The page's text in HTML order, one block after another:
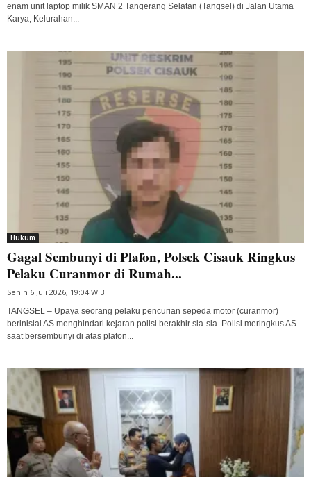
enam unit laptop milik SMAN 2 Tangerang Selatan (Tangsel) di Jalan Utama
Karya, Kelurahan...
Hukum
Gagal Sembunyi di Plafon, Polsek Cisauk Ringkus
Pelaku Curanmor di Rumah...
Senin 6 Juli 2026, 19:04 WIB
TANGSEL – Upaya seorang pelaku pencurian sepeda motor (curanmor)
berinisial AS menghindari kejaran polisi berakhir sia-sia. Polisi meringkus AS
saat bersembunyi di atas plafon...